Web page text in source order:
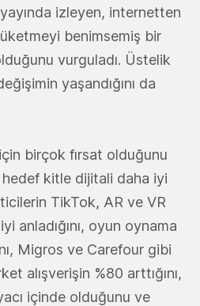
izleyen, internetten
benimsemiş bir
vurguladı. Üstelik
yaşandığını da
birçok fırsat olduğunu
kitle dijitali daha iyi
TikTok, AR ve VR
anladığını, oyun oynama
Migros ve Carefour gibi
alışverişin %80 arttığını,
içinde olduğunu ve